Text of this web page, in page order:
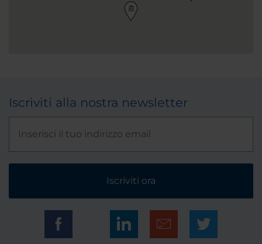
Iscriviti alla nostra newsletter
Iscriviti ora